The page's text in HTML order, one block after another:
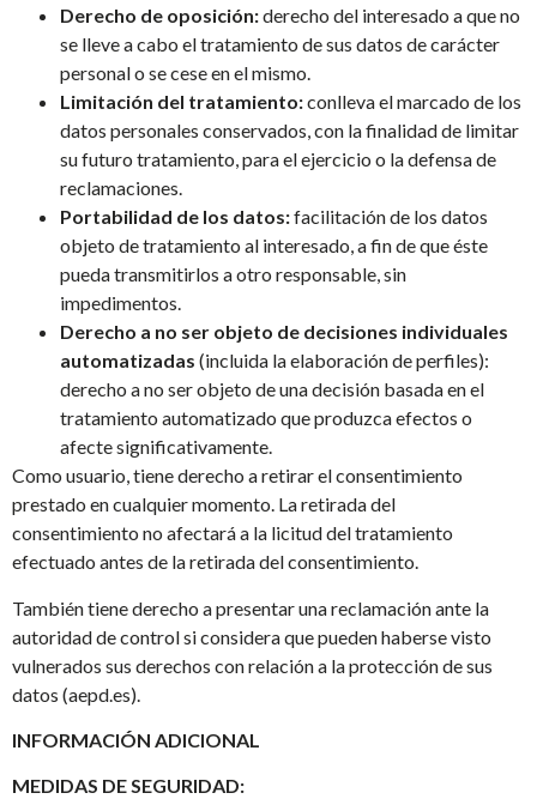
Derecho de oposición:derecho del interesado a que no
se lleve a cabo el tratamiento de sus datos de carácter
personal o se cese en el mismo.
Limitación del tratamiento:conlleva el marcado de los
datos personales conservados, con la finalidad de limitar
su futuro tratamiento, para el ejercicio o la defensa de
reclamaciones.
Portabilidad de los datos:facilitación de los datos
objeto de tratamiento al interesado, a fin de que éste
pueda transmitirlos a otro responsable, sin
impedimentos.
Derecho a no ser objeto de decisiones individuales
automatizadas (incluida la elaboración de perfiles):
derecho a no ser objeto de una decisión basada en el
tratamiento automatizado que produzca efectos o
afecte significativamente.
Como usuario, tiene derecho a retirar el consentimiento
prestado en cualquier momento. La retirada del
consentimiento no afectará a la licitud del tratamiento
efectuado antes de la retirada del consentimiento.
También tiene derecho a presentar una reclamación ante la
autoridad de control si considera que pueden haberse visto
vulnerados sus derechos con relación a la protección de sus
datos (aepd.es).
INFORMACIÓN ADICIONAL
MEDIDAS DE SEGURIDAD: